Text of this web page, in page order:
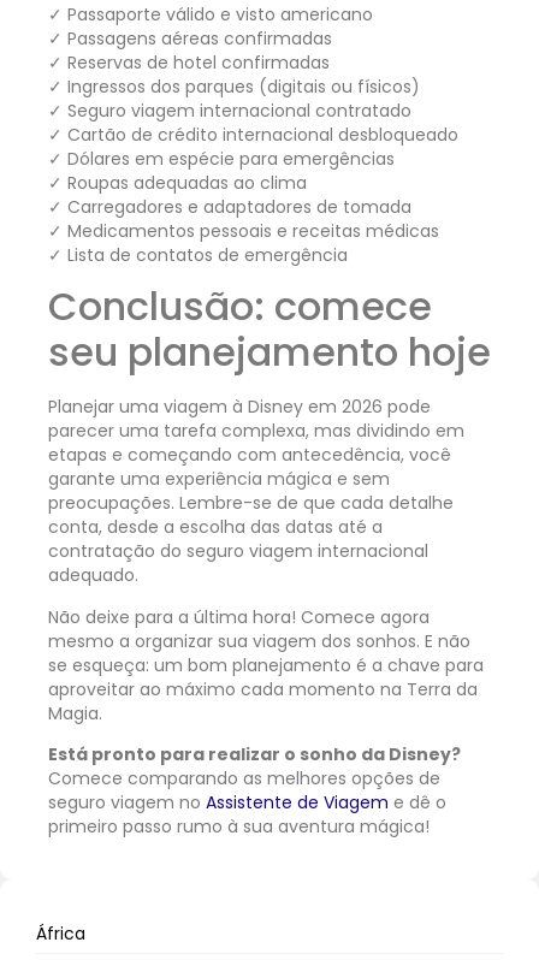
✓ Passaporte válido e visto americano
✓ Passagens aéreas confirmadas
✓ Reservas de hotel confirmadas
✓ Ingressos dos parques (digitais ou físicos)
✓ Seguro viagem internacional contratado
✓ Cartão de crédito internacional desbloqueado
✓ Dólares em espécie para emergências
✓ Roupas adequadas ao clima
✓ Carregadores e adaptadores de tomada
✓ Medicamentos pessoais e receitas médicas
✓ Lista de contatos de emergência
Conclusão: comece
seu planejamento hoje
Planejar uma viagem à Disney em 2026 pode
parecer uma tarefa complexa, mas dividindo em
etapas e começando com antecedência, você
garante uma experiência mágica e sem
preocupações. Lembre-se de que cada detalhe
conta, desde a escolha das datas até a
contratação do seguro viagem internacional
adequado.
Não deixe para a última hora! Comece agora
mesmo a organizar sua viagem dos sonhos. E não
se esqueça: um bom planejamento é a chave para
aproveitar ao máximo cada momento na Terra da
Magia.
Está pronto para realizar o sonho da Disney?
Comece comparando as melhores opções de
seguro viagem no Assistente de Viagem e dê o
primeiro passo rumo à sua aventura mágica!
África